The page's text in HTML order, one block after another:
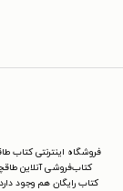
فروشگاه اینترنتی کتاب
کتاب‌فروشی آنلاین
کتاب رایگان هم وجود